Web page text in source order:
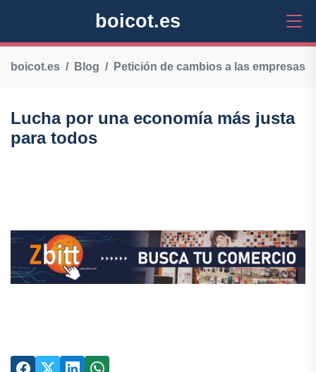
boicot.es
boicot.es Blog Petición de cambios a las empresas
Lucha por una economía más justa
para todos